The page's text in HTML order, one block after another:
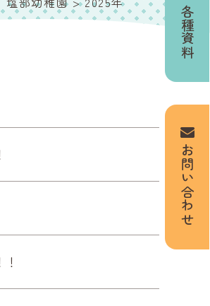
各種資料
お問い合わせ